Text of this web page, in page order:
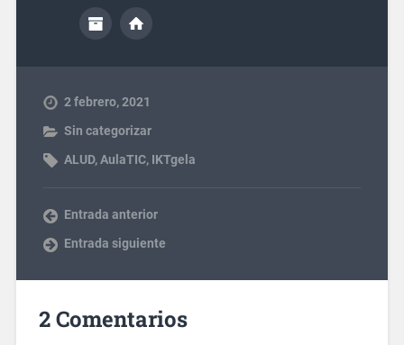
2 febrero, 2021
Sin categorizar
ALUD,AulaTIC, IKTgela
Entrada anterior
Entrada siguiente
2 Comentarios